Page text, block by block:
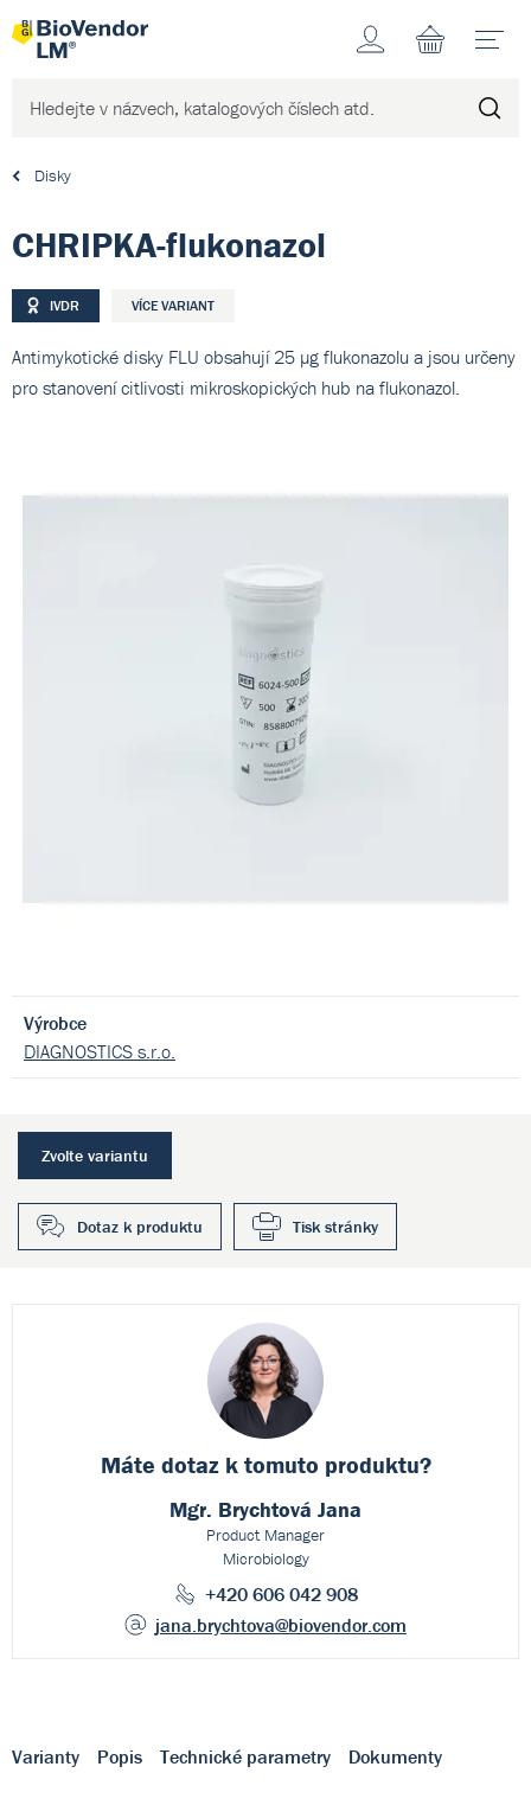
Účet
Disky
CHRIPKA-flukonazol
IVDR VÍCE VARIANT
Antimykotické disky FLU obsahují 25 µg flukonazolu a jsou určeny
pro stanovení citlivosti mikroskopických hub na flukonazol.
Výrobce
DIAGNOSTICS s.r.o.
Zvolte variantu
Dotaz k produktu Tisk stránky
Máte dotaz k tomuto produktu?
Mgr. Brychtová Jana
Product Manager
Microbiology
+420 606 042 908
jana.brychtova@biovendor.com
Varianty Popis Technické parametry Dokumenty